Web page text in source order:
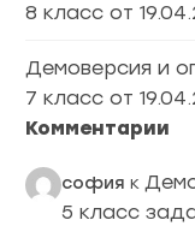
8 класс от
Демоверсия и
7 класс от
Комментарии
софия к
5 класс